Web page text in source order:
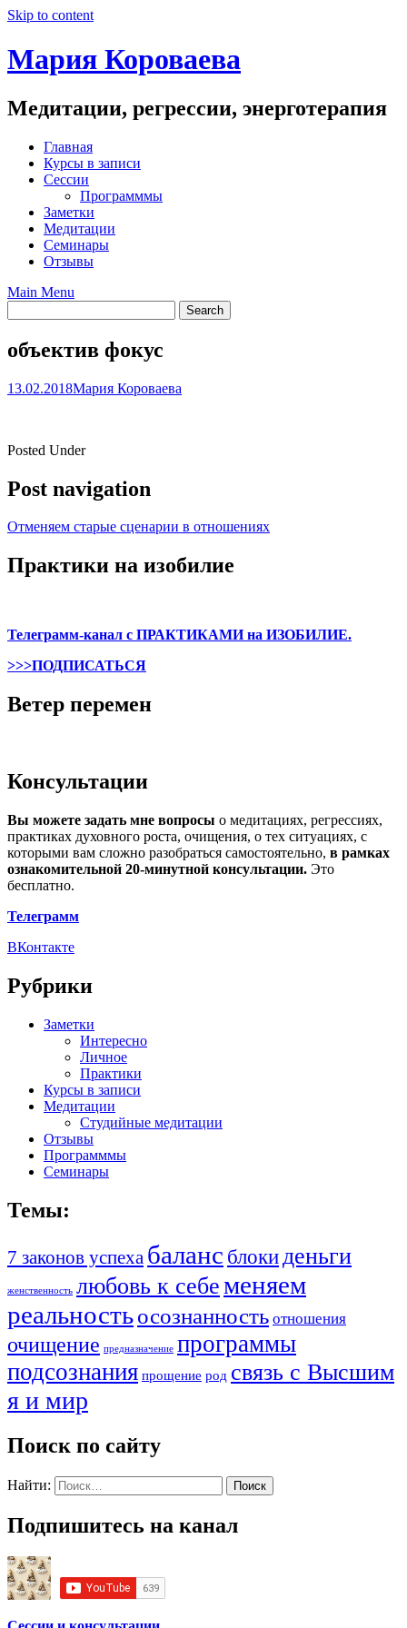
Skip to content
Мария Короваева
Медитации, регрессии, энерготерапия
Главная
Курсы в записи
Сессии
Программмы
Заметки
Медитации
Семинары
Отзывы
Main Menu
объектив фокус
13.02.2018Мария Короваева
Posted Under
Post navigation
Отменяем старые сценарии в отношениях
Практики на изобилие
Телеграмм-канал с ПРАКТИКАМИ на ИЗОБИЛИЕ.
>>>ПОДПИСАТЬСЯ
Ветер перемен
Консультации
Вы можете задать мне вопросы о медитациях, регрессиях,
практиках духовного роста, очищения, о тех ситуациях, с
которыми вам сложно разобраться самостоятельно, в рамках
ознакомительной 20-минутной консультации. Это
бесплатно.
Телеграмм
ВКонтакте
Рубрики
Заметки
Интересно
Личное
Практики
Курсы в записи
Медитации
Студийные медитации
Отзывы
Программмы
Семинары
Темы:
7 законов успеха баланс блокиденьги
женственность любовь к себеменяем
реальностьосознанность отношения
очищение предназначение программы
подсознания прощение род связь с Высшим
я и мир
Поиск по сайту
Найти:
Подпишитесь на канал